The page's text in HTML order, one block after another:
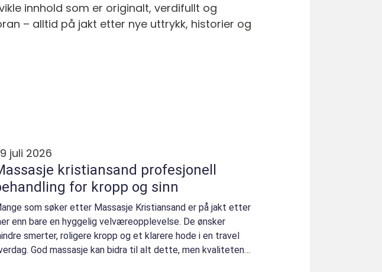
innhold som er originalt, verdifullt og
– alltid på jakt etter nye uttrykk, historier og
juli 2026
kristiansand profesjonell
for kropp og sinn
som søker etter Massasje Kristiansand er på jakt etter
enn bare en hyggelig velværeopplevelse. De ønsker
smerter, roligere kropp og et klarere hode i en travel
God massasje kan bidra til alt dette, men kvaliteten